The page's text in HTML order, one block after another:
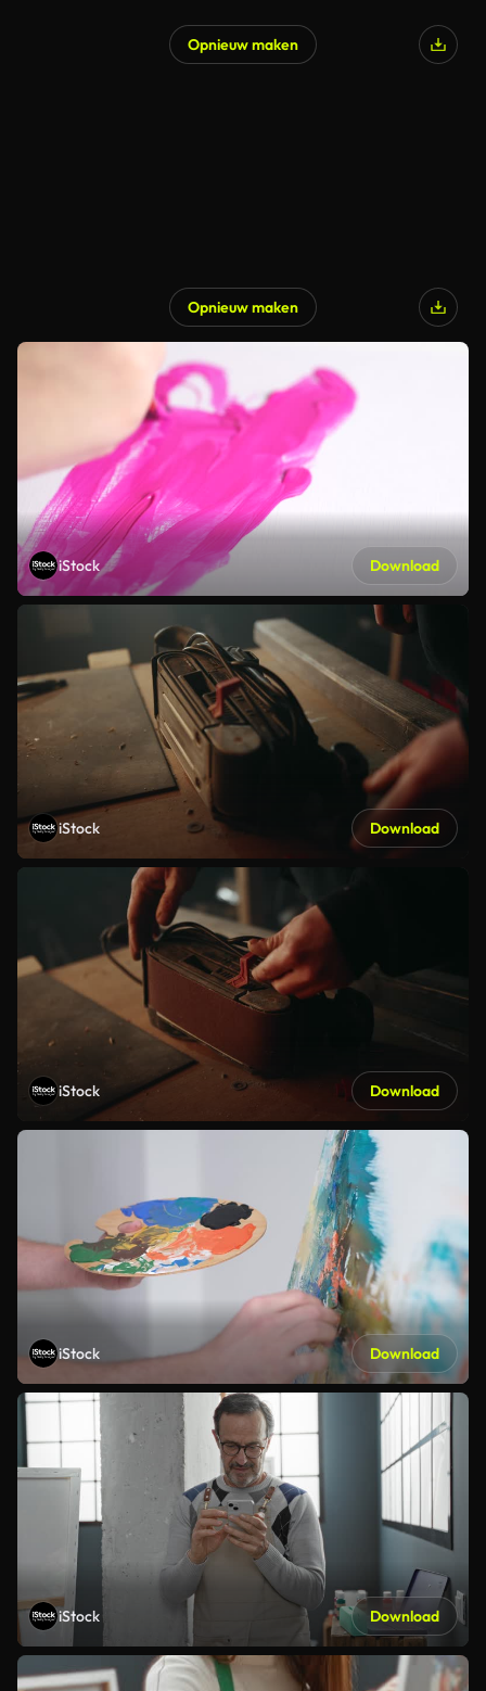
Opnieuw maken
Opnieuw maken
iStock Download
iStock Download
iStock Download
iStock Download
iStock Download